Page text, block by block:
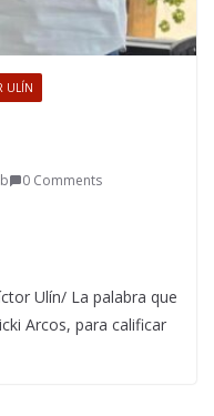
ULÍN
0 Comments
Ulín/ La palabra que
Arcos, para calificar